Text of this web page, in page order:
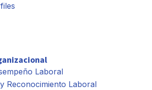
Laboral
Reconocimiento Laboral